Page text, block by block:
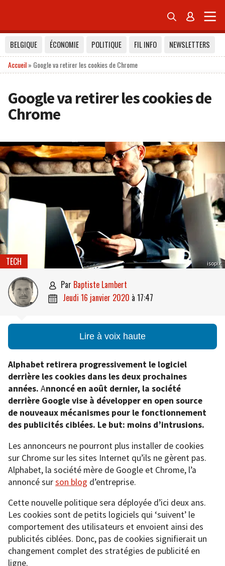
 
BELGIQUE ÉCONOMIE POLITIQUE FIL INFO
NEWSLETTERS
Accueil» Google va retirer les cookies de Chrome
Google va retirer les cookies de
Chrome
isopix
TECH
 par Baptiste Lambert
 jeudi 16 janvier 2020 à 17:47
Lire à voix haute
Alphabet retirera progressivement le logiciel
derrière les cookies dans les deux prochaines
années. Annoncé en août dernier, la société
derrière Google vise à développer en open source
de nouveaux mécanismes pour le fonctionnement
des publicités ciblées. Le but: moins d’intrusions.
Les annonceurs ne pourront plus installer de cookies
sur Chrome sur les sites Internet qu’ils ne gèrent pas.
Alphabet, la société mère de Google et Chrome, l’a
annoncé surson blog d’entreprise.
Cette nouvelle politique sera déployée d’ici deux ans.
Les cookies sont de petits logiciels qui ‘suivent’ le
comportement des utilisateurs et envoient ainsi des
publicités ciblées. Donc, pas de cookies signifierait un
changement complet des stratégies de publicité en
ligne.